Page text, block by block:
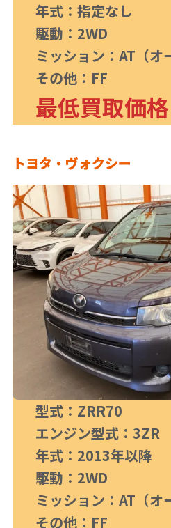
年式：指定なし
駆動：2WD
ミッション：AT（オ
その他：FF
最低買取価
トヨタ・ヴォクシー
型式：ZRR70
エンジン型式：3ZR
年式：2013年以降
駆動：2WD
ミッション：AT（オ
その他：FF